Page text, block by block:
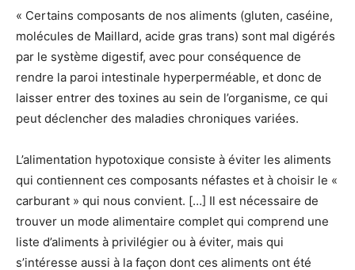
« Certains composants de nos aliments (gluten, caséine,
molécules de Maillard, acide gras trans) sont mal digérés
par le système digestif, avec pour conséquence de
rendre la paroi intestinale hyperperméable, et donc de
laisser entrer des toxines au sein de l’organisme, ce qui
peut déclencher des maladies chroniques variées.
L’alimentation hypotoxique consiste à éviter les aliments
qui contiennent ces composants néfastes et à choisir le «
carburant » qui nous convient. […] Il est nécessaire de
trouver un mode alimentaire complet qui comprend une
liste d’aliments à privilégier ou à éviter, mais qui
s’intéresse aussi à la façon dont ces aliments ont été